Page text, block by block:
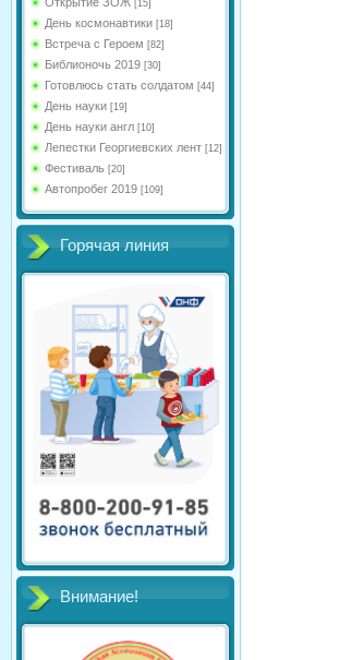
[15]
День космонавтики [18]
Встреча с Героем [82]
Библионочь 2019 [30]
Готовлюсь стать солдатом [44]
День науки [19]
День науки англ [10]
Лепестки Георгиевских лент [12]
Фестиваль [20]
Автопробег 2019 [109]
Горячая линия
Внимание!